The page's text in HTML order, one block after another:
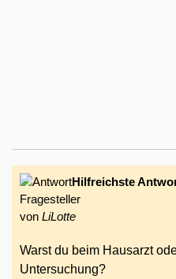
Hilfreichste
Fragesteller
von LiLotte
Warst du beim Hausarzt
Untersuchung?